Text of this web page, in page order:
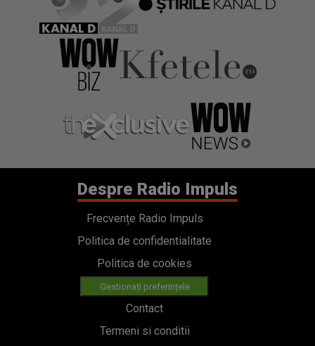
Despre Radio Impuls
Frecvențe Radio Impuls
Politica de confidentialitate
Politica de cookies
Gestionați preferințele
Contact
Termeni si conditii